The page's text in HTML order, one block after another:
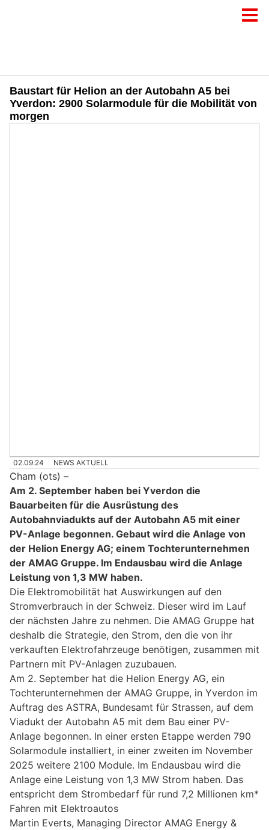
Baustart für Helion an der Autobahn A5 bei
Yverdon: 2900 Solarmodule für die Mobilität von
morgen
02.09.24 NEWS AKTUELL
Cham (ots) –
Am 2. September haben bei Yverdon die
Bauarbeiten für die Ausrüstung des
Autobahnviadukts auf der Autobahn A5 mit einer
PV-Anlage begonnen. Gebaut wird die Anlage von
der Helion Energy AG; einem Tochterunternehmen
der AMAG Gruppe. Im Endausbau wird die Anlage
Leistung von 1,3 MW haben.
Die Elektromobilität hat Auswirkungen auf den
Stromverbrauch in der Schweiz. Dieser wird im Lauf
der nächsten Jahre zu nehmen. Die AMAG Gruppe hat
deshalb die Strategie, den Strom, den die von ihr
verkauften Elektrofahrzeuge benötigen, zusammen mit
Partnern mit PV-Anlagen zuzubauen.
Am 2. September hat die Helion Energy AG, ein
Tochterunternehmen der AMAG Gruppe, in Yverdon im
Auftrag des ASTRA, Bundesamt für Strassen, auf dem
Viadukt der Autobahn A5 mit dem Bau einer PV-
Anlage begonnen. In einer ersten Etappe werden 790
Solarmodule installiert, in einer zweiten im November
2025 weitere 2100 Module. Im Endausbau wird die
Anlage eine Leistung von 1,3 MW Strom haben. Das
entspricht dem Strombedarf für rund 7,2 Millionen km*
Fahren mit Elektroautos
Martin Everts, Managing Director AMAG Energy &